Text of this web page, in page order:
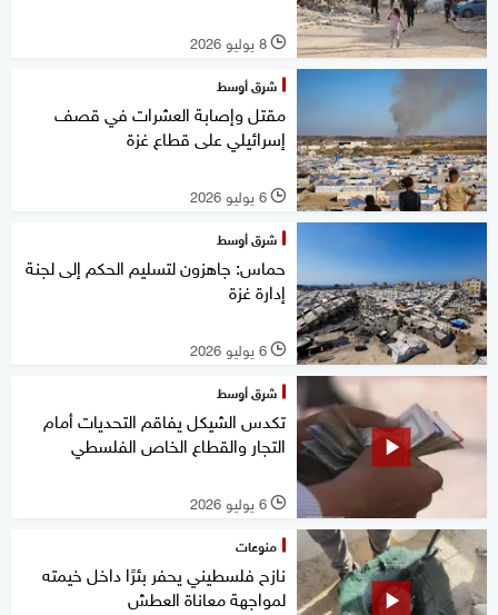
l 8 يوليو 2026
شرق أوسط
مقتل وإصابة العشرات في قصف
إسرائيلي على قطاع غزة
l 6 يوليو 2026
شرق أوسط
حماس: جاهزون لتسليم الحكم إلى لجنة
إدارة غزة
l 6 يوليو 2026
شرق أوسط
تكدس الشيكل يفاقم التحديات أمام
التجار والقطاع الخاص الفلسطي
l 6 يوليو 2026
منوعات
نازح فلسطيني يحفر بئرًا داخل خيمته
لمواجهة معاناة العطش